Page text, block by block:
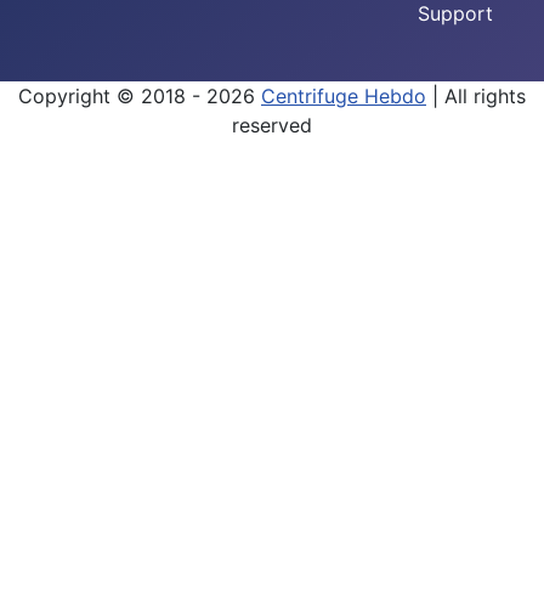
Support
Copyright © 2018 - 2026 Centrifuge Hebdo | All rights
reserved